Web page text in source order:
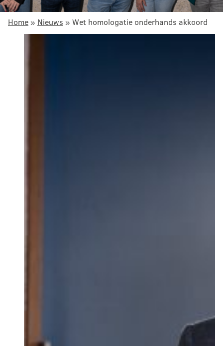
Home » Nieuws » Wet homologatie onderhands akkoord